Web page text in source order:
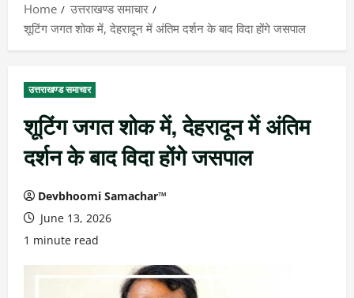
Home
उत्तराखण्ड समाचार
शूटिंग जगत शोक में, देहरादून में अंतिम दर्शन के बाद विदा होंगे जसपाल
उत्तराखण्ड समाचार
शूटिंग जगत शोक में, देहरादून में अंतिम
दर्शन के बाद विदा होंगे जसपाल
Devbhoomi Samachar™
June 13, 2026
1 minute read